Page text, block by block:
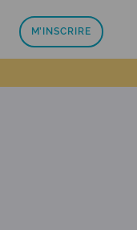
M’INSCRIRE